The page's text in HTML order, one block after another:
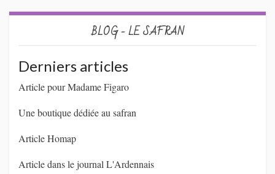
BLOG - LE SAFRAN
Derniers articles
Article pour Madame Figaro
Une boutique dédiée au safran
Article Homap
Article dans le journal L'Ardennais